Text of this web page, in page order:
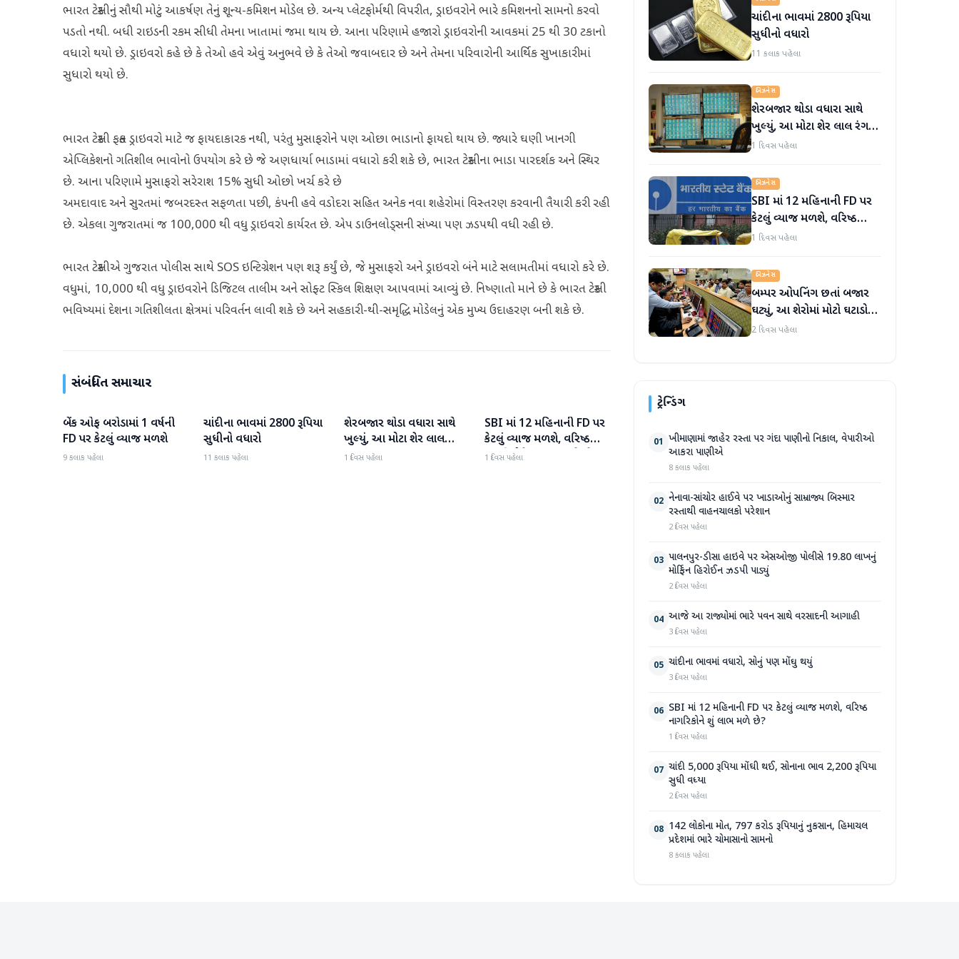
ભારત ટેક્સીનું સૌથી મોટું આકર્ષણ તેનું શૂન્ય-કમિશન મોડેલ છે. અન્ય પ્લેટફોર્મથી વિપરીત, ડ્રાઇવરોને ભારે કમિશનનો સામનો કરવો
પડતો નથી. બધી રાઇડની રકમ સીધી તેમના ખાતામાં જમા થાય છે. આના પરિણામે હજારો ડ્રાઇવરોની આવકમાં 25 થી 30 ટકાનો
વધારો થયો છે. ડ્રાઇવરો કહે છે કે તેઓ હવે એવું અનુભવે છે કે તેઓ જવાબદાર છે અને તેમના પરિવારોની આર્થિક સુખાકારીમાં
સુધારો થયો છે.
ભારત ટેક્સી ફક્ત ડ્રાઇવરો માટે જ ફાયદાકારક નથી, પરંતુ મુસાફરોને પણ ઓછા ભાડાનો ફાયદો થાય છે. જ્યારે ઘણી ખાનગી
એપ્લિકેશનો ગતિશીલ ભાવોનો ઉપયોગ કરે છે જે અણધાર્યા ભાડામાં વધારો કરી શકે છે, ભારત ટેક્સીના ભાડા પારદર્શક અને સ્થિર
છે. આના પરિણામે મુસાફરો સરેરાશ 15% સુધી ઓછો ખર્ચ કરે છે
અમદાવાદ અને સુરતમાં જબરદસ્ત સફળતા પછી, કંપની હવે વડોદરા સહિત અનેક નવા શહેરોમાં વિસ્તરણ કરવાની તૈયારી કરી રહી
છે. એકલા ગુજરાતમાં જ 100,000 થી વધુ ડ્રાઇવરો કાર્યરત છે. એપ ડાઉનલોડ્સની સંખ્યા પણ ઝડપથી વધી રહી છે.
ભારત ટેક્સીએ ગુજરાત પોલીસ સાથે SOS ઇન્ટિગ્રેશન પણ શરૂ કર્યું છે, જે મુસાફરો અને ડ્રાઇવરો બંને માટે સલામતીમાં વધારો કરે છે.
વધુમાં, 10,000 થી વધુ ડ્રાઇવરોને ડિજિટલ તાલીમ અને સોફ્ટ સ્કિલ શિક્ષણ આપવામાં આવ્યું છે. નિષ્ણાતો માને છે કે ભારત ટેક્સી
ભવિષ્યમાં દેશના ગતિશીલતા ક્ષેત્રમાં પરિવર્તન લાવી શકે છે અને સહકારી-થી-સમૃદ્ધિ મોડેલનું એક મુખ્ય ઉદાહરણ બની શકે છે.
સંબંધિત સમાચાર
બિઝનેસ
બેંક ઓફ બરોડામાં 1 વર્ષની
FD પર કેટલું વ્યાજ મળશે
9 કલાક પહેલા
બિઝનેસ
ચાંદીના ભાવમાં 2800 રૂપિયા
સુધીનો વધારો
11 કલાક પહેલા
બિઝનેસ
શેરબજાર થોડા વધારા સાથે
ખુલ્યું, આ મોટા શેર લાલ
રંગમાં ખુલ્યા
1 દિવસ પહેલા
બિઝનેસ
SBI માં 12 મહિનાની FD પર
કેટલું વ્યાજ મળશે, વરિષ્ઠ
નાગરિકોને શું લાભ મળે છે?
1 દિવસ પહેલા
ચાંદીના ભાવમાં 2800 રૂપિયા
સુધીનો વધારો
11 કલાક પહેલા
બિઝનેસ
શેરબજાર થોડા વધારા સાથે
ખુલ્યું, આ મોટા શેર લાલ રંગમાં
ખુલ્યા
1 દિવસ પહેલા
બિઝનેસ
SBI માં 12 મહિનાની FD પર
કેટલું વ્યાજ મળશે, વરિષ્ઠ
નાગરિકોને શું લાભ મળે છે?
1 દિવસ પહેલા
બિઝનેસ
બમ્પર ઓપનિંગ છતાં બજાર
ઘટ્યું, આ શેરોમાં મોટો ઘટાડો
જોવા મળ્યો
2 દિવસ પહેલા
ટ્રેન્ડિંગ
01 ખીમાણામાં જાહેર રસ્તા પર ગંદા પાણીનો નિકાલ, વેપારીઓ
આકરા પાણીએ
8 કલાક પહેલા
02 નેનાવા-સાંચોર હાઈવે પર ખાડાઓનું સામ્રાજ્ય બિસ્માર
રસ્તાથી વાહનચાલકો પરેશાન
2 દિવસ પહેલા
03 પાલનપુર-ડીસા હાઇવે પર એસઓજી પોલીસે 19.80 લાખનું
મોર્ફિન હિરોઈન ઝડપી પાડ્યું
2 દિવસ પહેલા
04 આજે આ રાજ્યોમાં ભારે પવન સાથે વરસાદની આગાહી
3 દિવસ પહેલા
05 ચાંદીના ભાવમાં વધારો, સોનું પણ મોંઘુ થયું
3 દિવસ પહેલા
06 SBI માં 12 મહિનાની FD પર કેટલું વ્યાજ મળશે, વરિષ્ઠ
નાગરિકોને શું લાભ મળે છે?
1 દિવસ પહેલા
07 ચાંદી 5,000 રૂપિયા મોંઘી થઈ, સોનાના ભાવ 2,200 રૂપિયા
સુધી વધ્યા
2 દિવસ પહેલા
08 142 લોકોના મોત, 797 કરોડ રૂપિયાનું નુકસાન, હિમાચલ
પ્રદેશમાં ભારે ચોમાસાનો સામનો
8 કલાક પહેલા